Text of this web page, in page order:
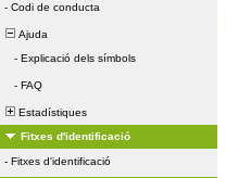
- Codi de conducta
Ajuda
- Explicació dels símbols
- FAQ
Estadístiques
Fitxes d'identificació
- Fitxes d'identificació